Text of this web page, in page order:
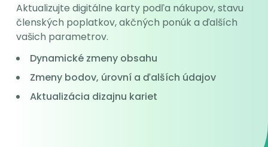
Aktualizujte digitálne karty podľa nákupov, stavu
členských poplatkov, akčných ponúk a ďalších
vašich parametrov.
Dynamické zmeny obsahu
Zmeny bodov, úrovní a ďalších údajov
Aktualizácia dizajnu kariet